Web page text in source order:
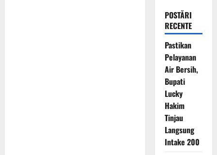
POSTĂRI
RECENTE
Pastikan
Pelayanan
Air Bersih,
Bupati
Lucky
Hakim
Tinjau
Langsung
Intake 200